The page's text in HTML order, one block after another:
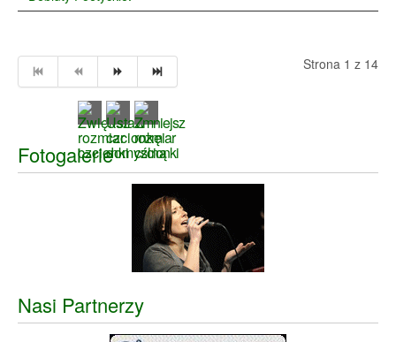
Strona 1 z 14
Fotogalerie
Nasi Partnerzy